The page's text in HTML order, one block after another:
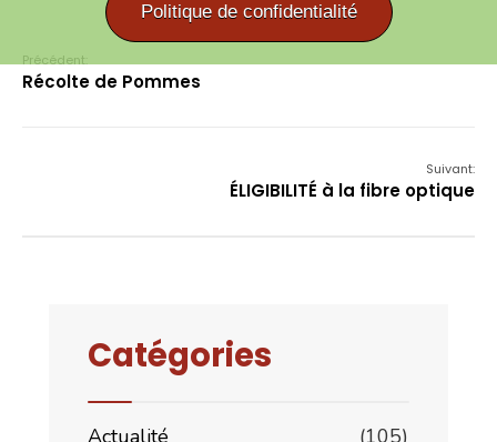
Précédent:
Récolte de Pommes
Suivant:
ÉLIGIBILITÉ à la fibre optique
Catégories
Actualité
(105)
Politique de confidentialité